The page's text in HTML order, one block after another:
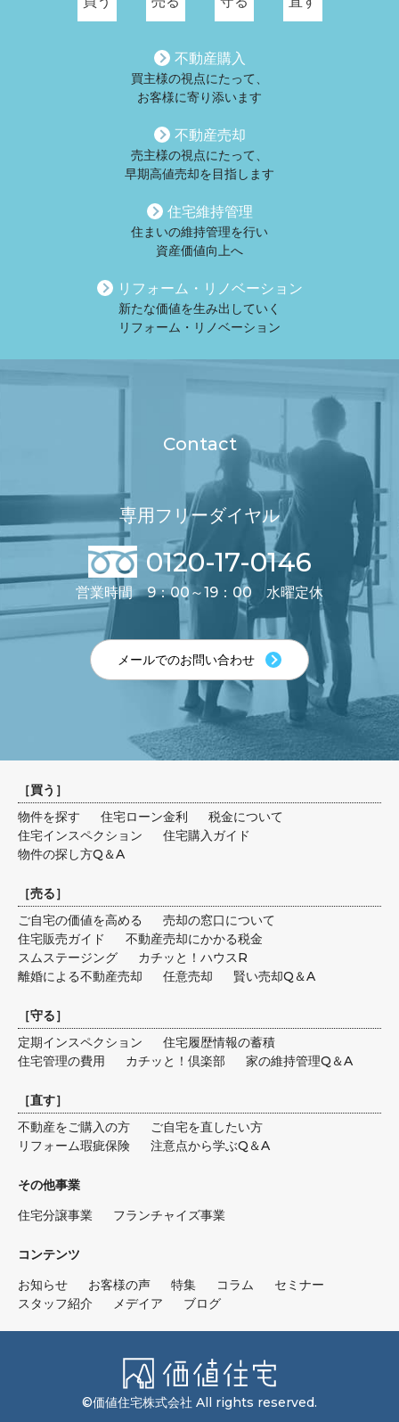
不動産購入
買主様の視点にたって、
お客様に寄り添います
不動産売却
売主様の視点にたって、
早期高値売却を目指します
住宅維持管理
住まいの維持管理を行い
資産価値向上へ
リフォーム・リノベーション
新たな価値を生み出していく
リフォーム・リノベーション
Contact
専用フリーダイヤル
0120-17-0146
営業時間 9：00～19：00 水曜定休
メールでのお問い合わせ
［買う ］
物件を探す
住宅ローン金利
税金について
住宅インスペクション
住宅購入ガイド
物件の探し方Q＆A
［売る］
ご自宅の価値を高める
売却の窓口について
住宅販売ガイド
不動産売却にかかる税金
スムステージング
カチッと！ハウスR
離婚による不動産売却
任意売却 賢い売却Q＆A
［守る］
定期インスペクション
住宅履歴情報の蓄積
住宅管理の費用
カチッと！倶楽部 家の維持管理Q＆A
［直す］
不動産をご購入の方
ご自宅を直したい方
リフォーム瑕疵保険
注意点から学ぶQ＆A
その他事業
住宅分譲事業
フランチャイズ事業
コンテンツ
お知らせ
お客様の声 特集 コラム
セミナー
スタッフ紹介
メデイア ブログ
©価値住宅株式会社 All rights reserved.